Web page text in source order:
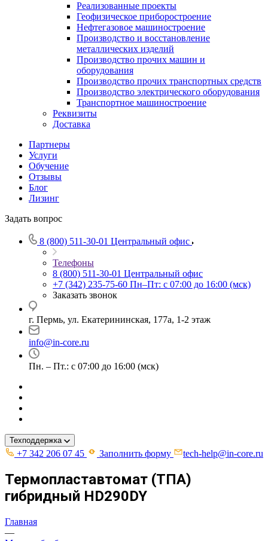
Реализованные проекты
Геофизическое приборостроение
Нефтегазовое машиностроение
Производство и восстановление
металлических изделий
Производство прочих машин и
оборудования
Производство прочих транспортных средств
Производство электрического оборудования
Транспортное машиностроение
Реквизиты
Доставка
Партнеры
Услуги
Обучение
Отзывы
Блог
Лизинг
Задать вопрос
8 (800) 511-30-01 Центральный офис
Телефоны
8 (800) 511-30-01 Центральный офис
+7 (342) 235-75-60 Пн–Пт: с 07:00 до 16:00 (мск)
Заказать звонок
г. Пермь, ул. ​Екатерининская, 177а, ​1-2 этаж
info@in-core.ru
Пн. – Пт.: с 07:00 до 16:00 (мск)
Техподдержка
+7 342 206 07 45 Заполнить форму tech-help@in-core.ru
Термопластавтомат (ТПА)
гибридный HD290DY
Главная
—